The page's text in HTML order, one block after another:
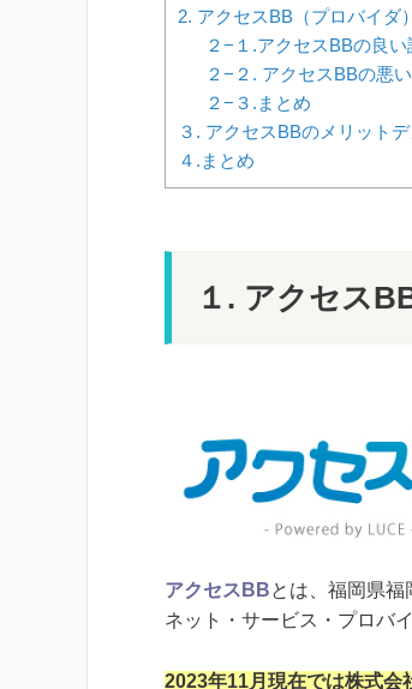
2. アクセスBB（プロバイダ
２−１.アクセスBBの良い
２−２. アクセスBBの悪
２−３.まとめ
３. アクセスBBのメリット
４.まとめ
１. アクセス
アクセスBBとは、福岡県福
ネット・サービス・プロバ
2023年11月現在では株式会